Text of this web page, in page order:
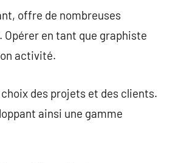
offre de nombreuses
en tant que graphiste
activité.
des projets et des clients.
ainsi une gamme